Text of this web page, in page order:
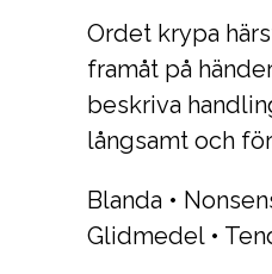
Ordet krypa
framåt på
beskriva
långsamt och
Blanda •
Glidmedel•